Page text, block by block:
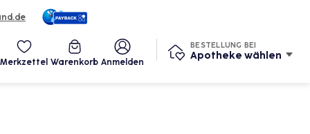
Merkzettel Warenkorb Anmelden
BESTELLUNG BEI
Apotheke wählen